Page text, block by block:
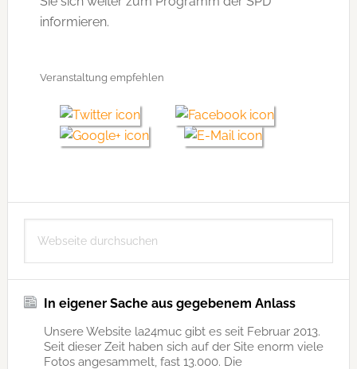
informieren.
Veranstaltung empfehlen
Seitenspalte
durchsuchen
In eigener Sache aus gegebenem Anlass
Unsere Website la24muc gibt es seit Februar 2013.
Seit dieser Zeit haben sich auf der Site enorm viele
Fotos angesammelt, fast 13.000. Die